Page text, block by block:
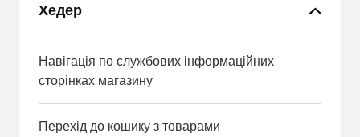
Хедер
Навігація по службових інформаційних
сторінках магазину
Перехід до кошику з товарами